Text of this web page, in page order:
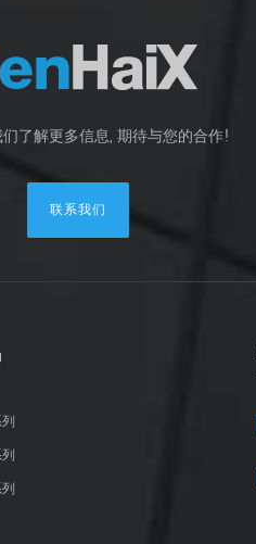
了解更多信息, 期待与您的合作!
联系我们